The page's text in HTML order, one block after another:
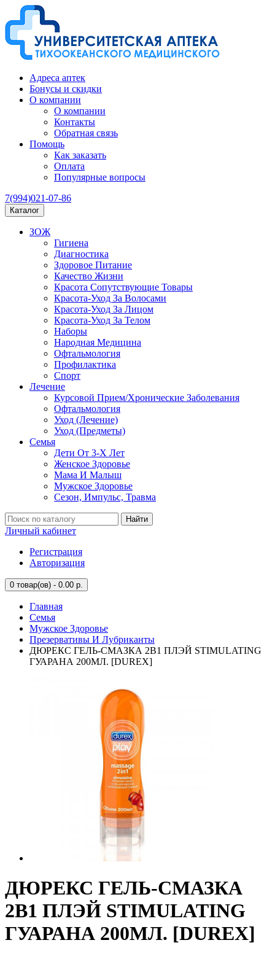
Адреса аптек
Бонусы и скидки
О компании
О компании
Контакты
Обратная связь
Помощь
Как заказать
Оплата
Популярные вопросы
7(994)021-07-86
Каталог
ЗОЖ
Гигиена
Диагностика
Здоровое Питание
Качество Жизни
Красота Сопутствующие Товары
Красота-Уход За Волосами
Красота-Уход За Лицом
Красота-Уход За Телом
Наборы
Народная Медицина
Офтальмология
Профилактика
Спорт
Лечение
Курсовой Прием/Хронические Заболевания
Офтальмология
Уход (Лечение)
Уход (Предметы)
Семья
Дети От 3-Х Лет
Женское Здоровье
Мама И Малыш
Мужское Здоровье
Сезон, Импульс, Травма
Найти
Личный кабинет
Регистрация
Авторизация
0 товар(ов) - 0.00 р.
Главная
Семья
Мужское Здоровье
Презервативы И Лубриканты
ДЮРЕКС ГЕЛЬ-СМАЗКА 2В1 ПЛЭЙ STIMULATING
ГУАРАНА 200МЛ. [DUREX]
ДЮРЕКС ГЕЛЬ-СМАЗКА
2В1 ПЛЭЙ STIMULATING
ГУАРАНА 200МЛ. [DUREX]